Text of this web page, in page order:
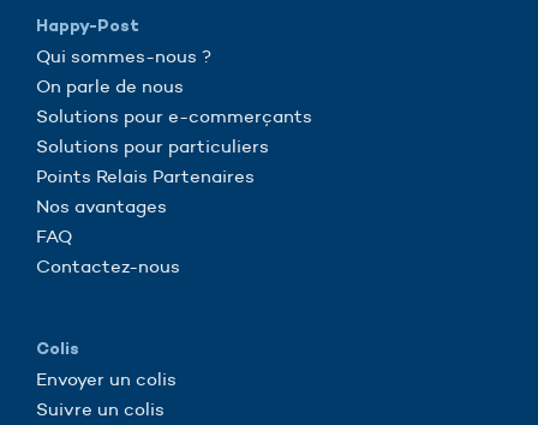
Happy-Post
Qui sommes-nous ?
On parle de nous
Solutions pour e-commerçants
Solutions pour particuliers
Points Relais Partenaires
Nos avantages
FAQ
Contactez-nous
Colis
Envoyer un colis
Suivre un colis